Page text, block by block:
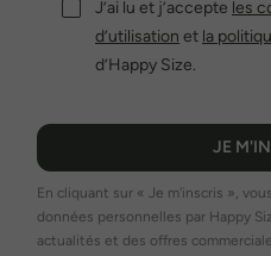
J’ai lu et j’accepte les
d’utilisation et la
d’Happy Size.
JE
En cliquant sur « Je m'inscris »,
données personnelles par Happy
actualités et des offres